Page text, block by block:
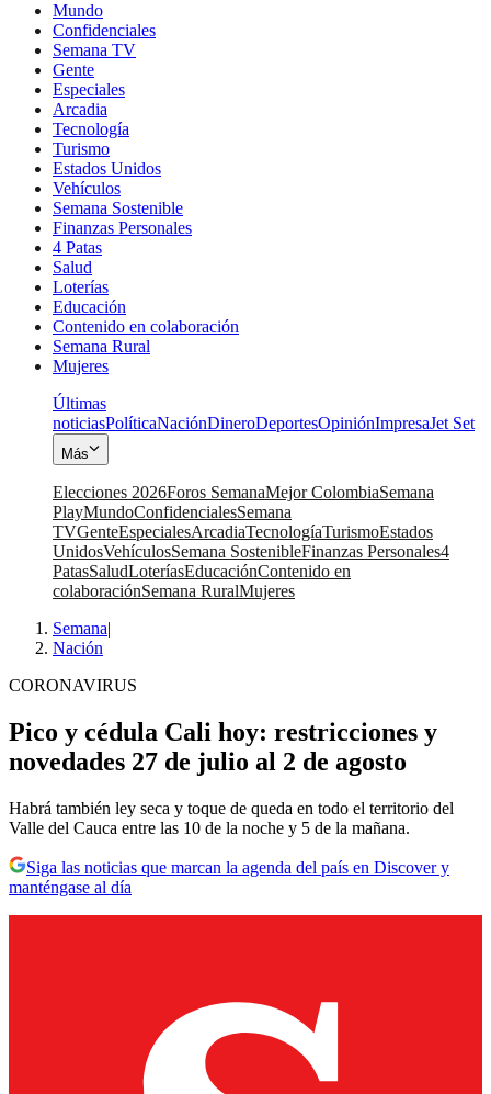
Mundo
Confidenciales
Semana TV
Gente
Especiales
Arcadia
Tecnología
Turismo
Estados Unidos
Vehículos
Semana Sostenible
Finanzas Personales
4 Patas
Salud
Loterías
Educación
Contenido en colaboración
Semana Rural
Mujeres
Últimas
noticiasPolíticaNaciónDineroDeportesOpiniónImpresaJet Set
Más
Elecciones 2026Foros SemanaMejor ColombiaSemana
PlayMundoConfidencialesSemana
TVGenteEspecialesArcadiaTecnologíaTurismoEstados
UnidosVehículosSemana SostenibleFinanzas Personales4
PatasSaludLoteríasEducaciónContenido en
colaboraciónSemana RuralMujeres
Semana|
Nación
CORONAVIRUS
Pico y cédula Cali hoy: restricciones y
novedades 27 de julio al 2 de agosto
Habrá también ley seca y toque de queda en todo el territorio del
Valle del Cauca entre las 10 de la noche y 5 de la mañana.
Siga las noticias que marcan la agenda del país en Discover y
manténgase al día